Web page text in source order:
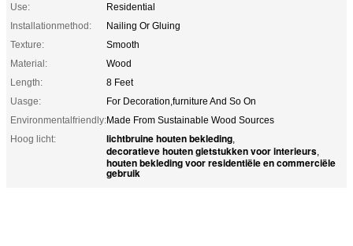
Use:
Residential
Installationmethod:
Nailing Or Gluing
Texture:
Smooth
Material:
Wood
Length:
8 Feet
Uasge:
For Decoration,furniture And So On
Environmentalfriendly:Made From Sustainable Wood Sources
Hoog licht:
lichtbruine houten bekleding,
decoratieve houten gietstukken voor interieurs,
houten bekleding voor residentiële en commerciële
gebruik